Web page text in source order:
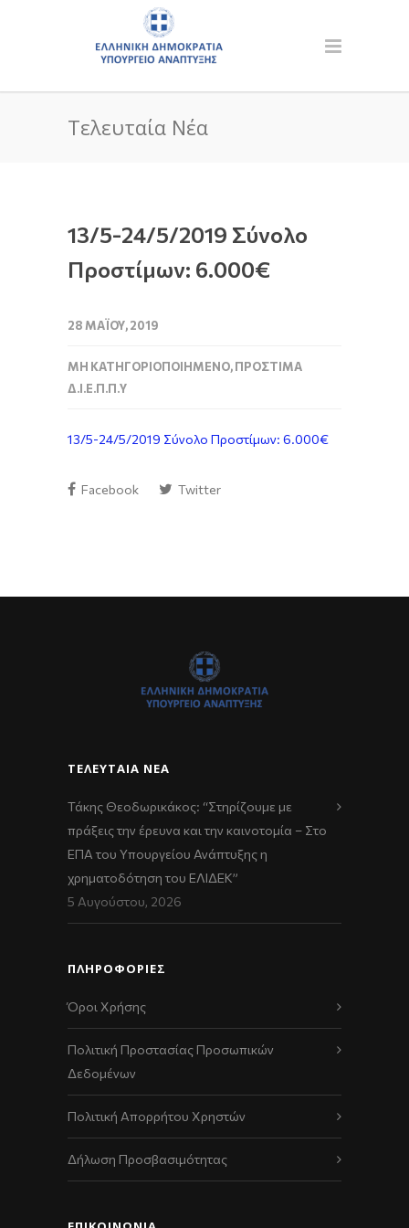
Τελευταία Νέα
13/5-24/5/2019 Σύνολο
Προστίμων: 6.000€
28 ΜΑΪ́ΟΥ, 2019
ΜΗ ΚΑΤΗΓΟΡΙΟΠΟΙΗΜΈΝΟ,ΠΡΌΣΤΙΜΑ
Δ.Ι.Ε.Π.Π.Υ
13/5-24/5/2019 Σύνολο Προστίμων: 6.000€
Facebook Twitter
ΤΕΛΕΥΤΑΊΑ ΝΈΑ
Τάκης Θεοδωρικάκος: “Στηρίζουμε με
πράξεις την έρευνα και την καινοτομία – Στο
ΕΠΑ του Υπουργείου Ανάπτυξης η
χρηματοδότηση του ΕΛΙΔΕΚ”
5 Αυγούστου, 2026
ΠΛΗΡΟΦΟΡΙΕΣ
Όροι Χρήσης
Πολιτική Προστασίας Προσωπικών
Δεδομένων
Πολιτική Απορρήτου Χρηστών
Δήλωση Προσβασιμότητας